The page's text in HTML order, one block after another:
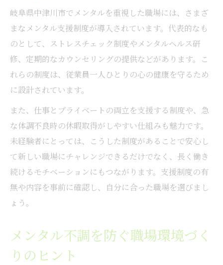
岐阜県中津川市でメンタルを重視した職場には、さまざ
まなメンタル支援制度が導入されています。代表的なも
のとして、ストレスチェック制度やメンタルヘルス研
修、定期的なカウンセリングの提供などがあります。こ
れらの制度は、従業員一人ひとりの心の健康を守るため
に設計されています。
また、仕事とプライベートの両立を支援する制度や、急
な体調不良時の休暇取得がしやすい仕組みも魅力です。
未経験者にとっては、こうした制度があることで安心し
て新しい職場にチャレンジできるだけでなく、長く働き
続けるモチベーションにもつながります。支援制度の有
無や内容を事前に確認し、自分に合った職場を選びまし
ょう。
メンタル不調を防ぐ職場環境づく
りのヒント